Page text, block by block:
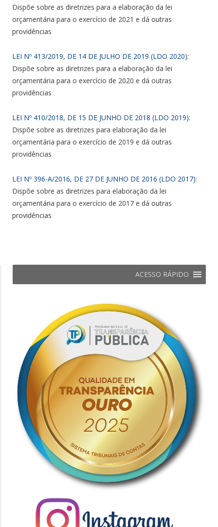
Dispõe sobre as diretrizes para a elaboração da lei
orçamentária para o exercício de 2021 e dá outras
providências
LEI Nº 413/2019, DE 14 DE JULHO DE 2019 (LDO 2020):
Dispõe sobre as diretrizes para a elaboração da lei
orçamentária para o exercício de 2020 e dá outras
providências
LEI Nº 410/2018, DE 15 DE JUNHO DE 2018 (LDO 2019):
Dispõe sobre as diretrizes para elaboração da lei
orçamentária para o exercício de 2019 e dá outras
providências
LEI Nº 396-A/2016, DE 27 DE JUNHO DE 2016 (LDO 2017):
Dispõe sobre as diretrizes para elaboração da lei
orçamentária para o exercício de 2017 e dá outras
providências
ACESSO RÁPIDO